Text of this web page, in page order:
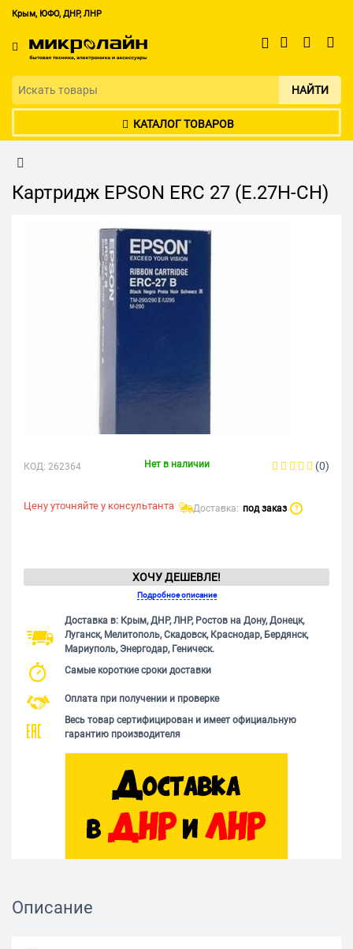
Крым, ЮФО, ДНР, ЛНР
НАЙТИ
КАТАЛОГ ТОВАРОВ
Картридж EPSON ERC 27 (E.27H-CH)
КОД: 262364 Нет в наличии (0)
Цену уточняйте у консультанта Доставка: под заказ ?
ХОЧУ ДЕШЕВЛЕ!
Подробное описание
Доставка в: Крым, ДНР, ЛНР, Ростов на Дону, Донецк,
Луганск, Мелитополь, Скадовск, Краснодар, Бердянск,
Мариуполь, Энергодар, Геническ.
Самые короткие сроки доставки
Оплата при получении и проверке
Весь товар сертифицирован и имеет официальную
гарантию производителя
Описание